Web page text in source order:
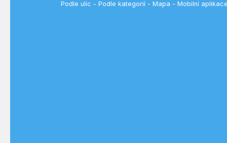
Podle ulic - Podle kategorií - Mapa - Mobilní